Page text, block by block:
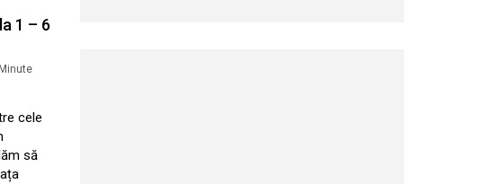
1 – 6
Minute
cele
să